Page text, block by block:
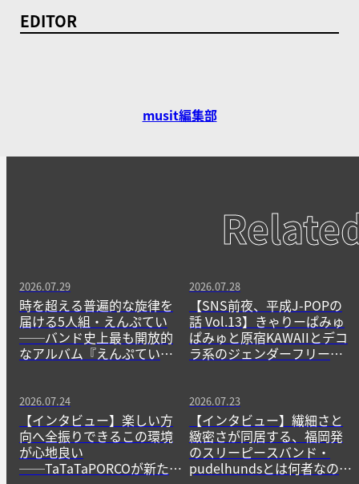
EDITOR
musit編集部
2026.07.29
時を超える普遍的な旋律を
届ける5人組・えんぷてい
──バンド史上最も開放的
なアルバム『えんぷてい』
2026.07.28
【SNS前夜、平成J-POPの
話 Vol.13】きゃりーぱみゅ
ぱみゅと原宿KAWAIIとデコ
ラ系のジェンダーフリーな
2026.07.24
【インタビュー】楽しい方
向へ全振りできるこの環境
が心地良い
──TaTaTaPORCOが新たに
2026.07.23
【インタビュー】繊細さと
緻密さが同居する、福岡発
のスリーピースバンド・
pudelhundsとは何者なの